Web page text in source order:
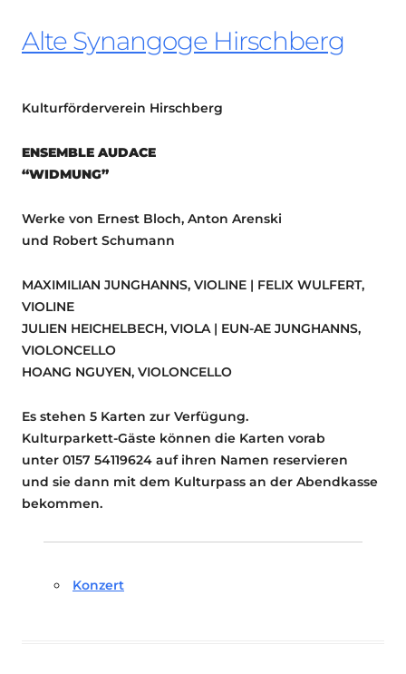
Alte Synangoge Hirschberg
Kulturförderverein Hirschberg
ENSEMBLE AUDACE
“WIDMUNG”
Werke von Ernest Bloch, Anton Arenski
und Robert Schumann
MAXIMILIAN JUNGHANNS, VIOLINE | FELIX WULFERT,
VIOLINE
JULIEN HEICHELBECH, VIOLA | EUN-AE JUNGHANNS,
VIOLONCELLO
HOANG NGUYEN, VIOLONCELLO
Es stehen 5 Karten zur Verfügung.
Kulturparkett-Gäste können die Karten vorab
unter 0157 54119624 auf ihren Namen reservieren
und sie dann mit dem Kulturpass an der Abendkasse
bekommen.
Konzert